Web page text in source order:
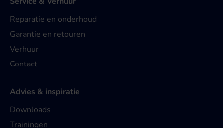
Reparatie en onderhoud
Garantie en retouren
Verhuur
Contact
Advies & inspiratie
Downloads
Trainingen